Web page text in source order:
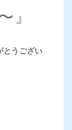
』
とうござい